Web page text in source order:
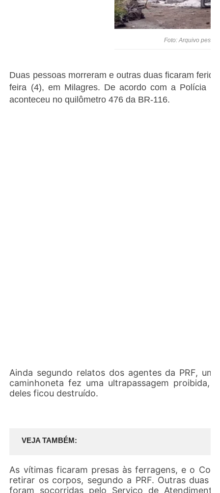
Foto: Arquivo
Duas pessoas morreram e outras duas ficaram
feira (4), em Milagres. De acordo com a Polícia
aconteceu no quilômetro 476 da BR-116.
Ainda segundo relatos dos agentes da PRF,
caminhoneta fez uma ultrapassagem
deles ficou destruído.
VEJA TAMBÉM
As vítimas ficaram presas às ferragens, e o
retirar os corpos, segundo a PRF. Outras duas
foram socorridas pelo Serviço de